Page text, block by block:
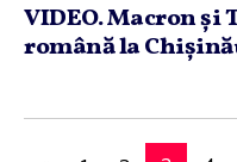
VIDEO. Macron şi
română la